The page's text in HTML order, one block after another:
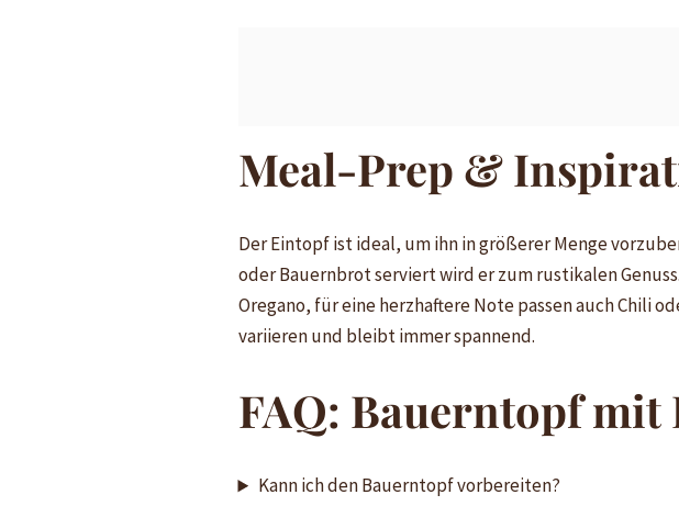
Meal-Prep &
Der Eintopf ist ideal, um ihn in größerer Menge
oder Bauernbrot serviert wird er zum rustikalen
Oregano, für eine herzhaftere Note passen auch Chili
variieren und bleibt immer spannend.
FAQ: Bauerntopf
Kann ich den Bauerntopf vorbereiten?